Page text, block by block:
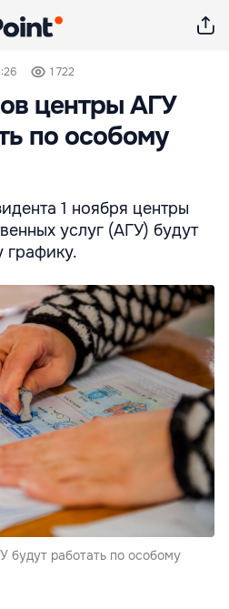
1 722
центры АГУ
по особому
1 ноября центры
услуг (АГУ) будут
графику.
будут работать по особому